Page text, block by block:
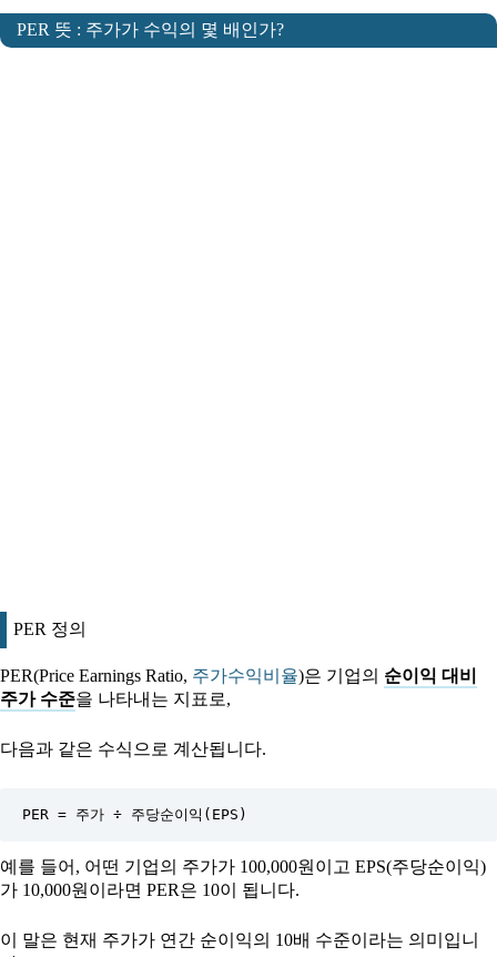
PER 뜻 : 주가가 수익의 몇 배인가?
PER 정의
PER(Price Earnings Ratio, 주가수익비율)은 기업의 순이익 대비
주가 수준을 나타내는 지표로,
다음과 같은 수식으로 계산됩니다.
PER = 주가 ÷ 주당순이익(EPS)
예를 들어, 어떤 기업의 주가가 100,000원이고 EPS(주당순이익)
가 10,000원이라면 PER은 10이 됩니다.
이 말은 현재 주가가 연간 순이익의 10배 수준이라는 의미입니